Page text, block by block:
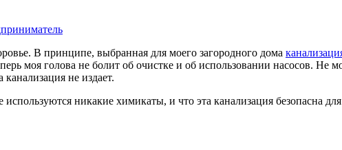
В принципе, выбранная для моего загородного дома
моя голова не болит об очистке и об использовании насосов. Не
не издает.
никакие химикаты, и что эта канализация безопасна